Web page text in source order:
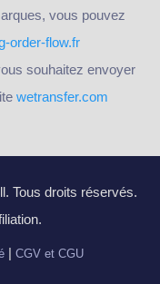
vous pouvez
order-flow.fr
souhaitez envoyer
wetransfer.com
Tous droits réservés.
| CGV et CGU